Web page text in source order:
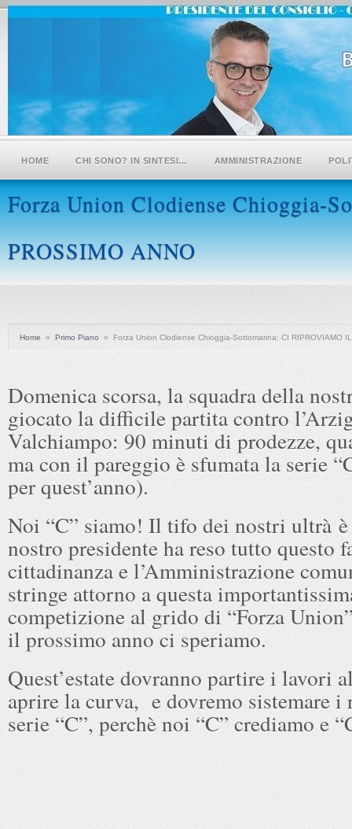
HOME CHI SONO? IN SINTESI… AMMINISTRAZIONE
Forza Union Clodiense Chioggia-
PROSSIMO ANNO
Home » Primo Piano » Forza Union Clodiense Chioggia-Sottomarina: CI RIPROVIAMO
Domenica scorsa, la squadra della
giocato la difficile partita contro
Valchiampo: 90 minuti di prodezze,
ma con il pareggio è sfumata la serie
per quest’anno).
Noi “C” siamo! Il tifo dei nostri ultrà
nostro presidente ha reso tutto questo
cittadinanza e l’Amministrazione
stringe attorno a questa
competizione al grido di “Forza
il prossimo anno ci speriamo.
Quest’estate dovranno partire i lavori
aprire la curva, e dovremo sistemare i
serie “C”, perchè noi “C” crediamo e